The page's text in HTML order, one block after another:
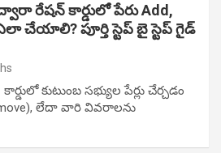
రేషన్ కార్డులో పేరు Add,
చేయాలి? పూర్తి స్టెప్ బై స్టెప్ గైడ్
కుటుంబ సభ్యుల పేర్లు చేర్చడం
లేదా వారి వివరాలను